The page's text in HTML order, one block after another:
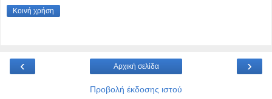
Κοινή χρήση
‹ ›
Αρχική σελίδα
Προβολή έκδοσης ιστού